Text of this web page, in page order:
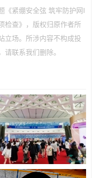
《紧绷安全弦 筑牢防护网I
检查》，版权归原作者所
立场。所涉内容不构成投
联系我们删除。